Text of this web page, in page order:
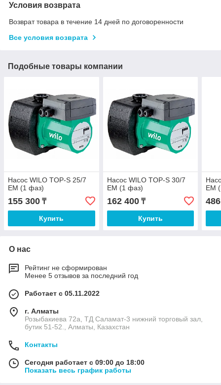
Условия возврата
Возврат товара в течение 14 дней по договоренности
Все условия возврата
Подобные товары компании
Насос WILO TOP-S 25/7
EM (1 фаз)
155 300 ₸
Купить
Насос WILO TOP-S 30/7
EM (1 фаз)
162 400₸
Купить
EM
О нас
Рейтинг не сформирован
Менее 5 отзывов за последний год
Работает с 05.11.2022
г. Алматы
Розыбакиева 72а, ТД Саламат-3 нижний торговый зал,
бутик 51-52., Алматы, Казахстан
Контакты
Сегодня работает с 09:00 до 18:00
Показать весь график работы